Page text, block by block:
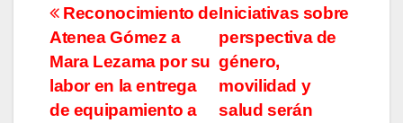
Navegación
de
entradas
Iniciativas sobre
perspectiva de
género,
movilidad y
salud serán
Reconocimiento de
Atenea Gómez a
Mara Lezama por su
labor en la entrega
de equipamiento a